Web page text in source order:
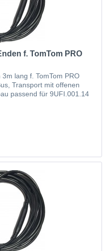
f. TomTom PRO
lang f. TomTom PRO
Transport mit offenen
passend für 9UFI.001.14